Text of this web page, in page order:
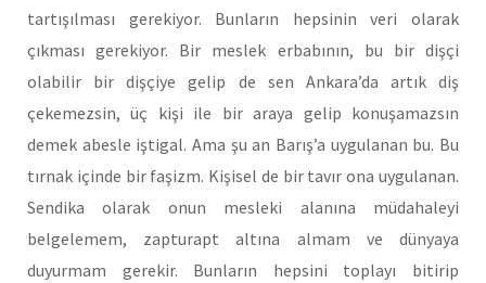
tartışılması gerekiyor. Bunların hepsinin veri olarak
çıkması gerekiyor. Bir meslek erbabının, bu bir dişçi
olabilir bir dişçiye gelip de sen Ankara’da artık diş
çekemezsin, üç kişi ile bir araya gelip konuşamazsın
demek abesle iştigal. Ama şu an Barış’a uygulanan bu. Bu
tırnak içinde bir faşizm. Kişisel de bir tavır ona uygulanan.
Sendika olarak onun mesleki alanına müdahaleyi
belgelemem, zapturapt altına almam ve dünyaya
duyurmam gerekir. Bunların hepsini toplayı bitirip